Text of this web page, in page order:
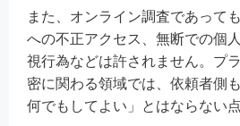
また、オンライン調査であって
への不正アクセス、無断での個
視行為などは許されません。プ
密に関わる領域では、依頼者側
何でもしてよい」とはならない